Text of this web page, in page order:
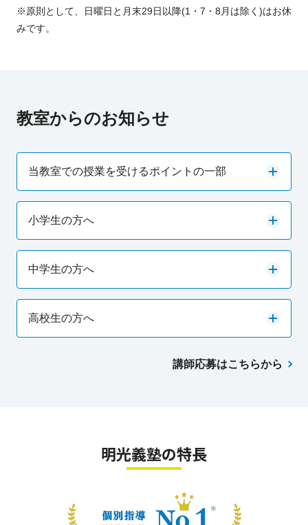
※原則として、日曜日と月末29日以降(1・7・8月は除く)はお休
みです。
教室からのお知らせ
当教室での授業を受けるポイントの一部
小学生の方へ
中学生の方へ
高校生の方へ
講師応募はこちらから
明光義塾の特長